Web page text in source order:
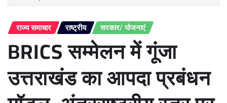
राज्य समाचार राष्ट्रीय सरकार/ योजनाएं
BRICS सम्मेलन में गूंजा
उत्तराखंड का आपदा प्रबंधन